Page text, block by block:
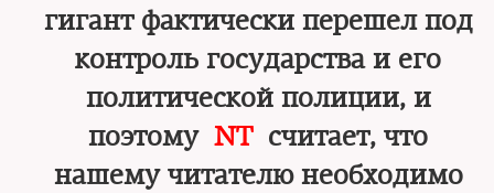
гигант фактически перешел под
контроль государства и его
политической полиции, и
поэтому NTсчитает, что
нашему читателю необходимо